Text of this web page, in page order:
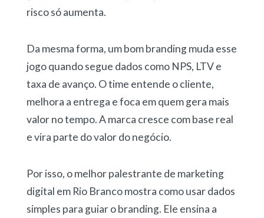
risco só aumenta.
Da mesma forma, um bom branding muda esse
jogo quando segue dados como NPS, LTV e
taxa de avanço. O time entende o cliente,
melhora a entrega e foca em quem gera mais
valor no tempo. A marca cresce com base real
e vira parte do valor do negócio.
Por isso, o melhor palestrante de marketing
digital em Rio Branco mostra como usar dados
simples para guiar o branding. Ele ensina a